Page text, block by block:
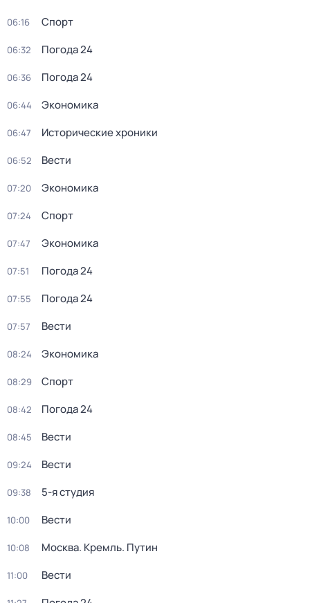
06:16 Спорт
06:32 Погода 24
06:36 Погода 24
06:44 Экономика
06:47 Исторические хроники
06:52 Вести
07:20 Экономика
07:24 Спорт
07:47 Экономика
07:51 Погода 24
07:55 Погода 24
07:57 Вести
08:24 Экономика
08:29 Спорт
08:42 Погода 24
08:45 Вести
09:24 Вести
09:38 5-я студия
10:00 Вести
10:08 Москва. Кремль. Путин
11:00 Вести